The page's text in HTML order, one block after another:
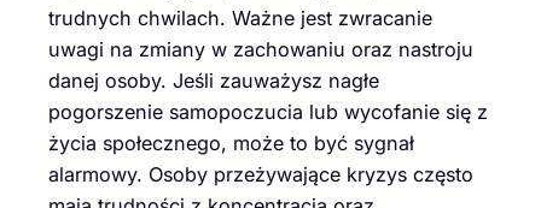
trudnych chwilach. Ważne jest zwracanie
uwagi na zmiany w zachowaniu oraz nastroju
danej osoby. Jeśli zauważysz nagłe
pogorszenie samopoczucia lub wycofanie się z
życia społecznego, może to być sygnał
alarmowy. Osoby przeżywające kryzys często